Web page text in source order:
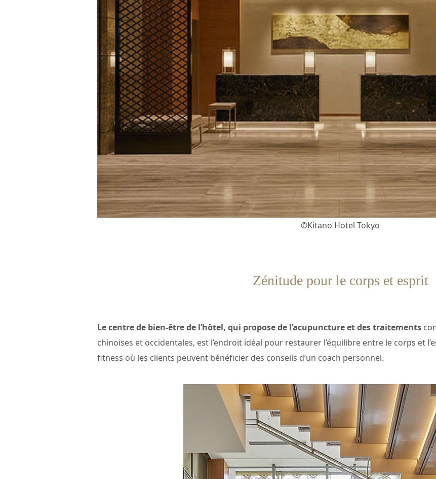
©Kitano Hotel Tokyo
Zénitude pour le corps et esprit
Le centre de bien-être de l’hôtel, qui propose de l’acupuncture et des traitements
chinoises et occidentales, est l’endroit idéal pour restaurer l’équilibre entre le corps et
fitness où les clients peuvent bénéficier des conseils d’un coach personnel.